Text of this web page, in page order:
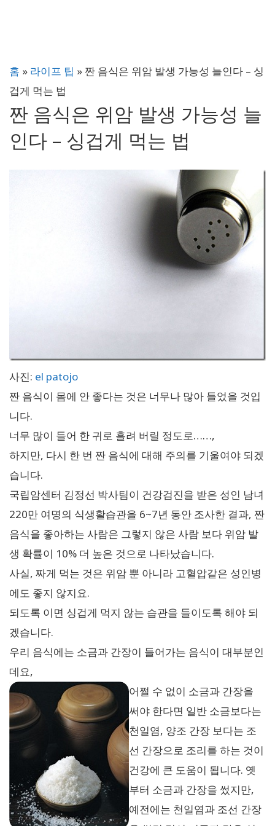
홈 » 라이프 팁 » 짠 음식은 위암 발생 가능성 늘인다 – 싱
겁게 먹는 법
짠 음식은 위암 발생 가능성 늘
인다 – 싱겁게 먹는 법
사진: el patojo
짠 음식이 몸에 안 좋다는 것은 너무나 많아 들었을 것입
니다.
너무 많이 들어 한 귀로 흘려 버릴 정도로……,
하지만, 다시 한 번 짠 음식에 대해 주의를 기울여야 되겠
습니다.
국립암센터 김정선 박사팀이 건강검진을 받은 성인 남녀
220만 여명의 식생활습관을 6~7년 동안 조사한 결과, 짠
음식을 좋아하는 사람은 그렇지 않은 사람 보다 위암 발
생 확률이 10% 더 높은 것으로 나타났습니다.
사실, 짜게 먹는 것은 위암 뿐 아니라 고혈압같은 성인병
에도 좋지 않지요.
되도록 이면 싱겁게 먹지 않는 습관을 들이도록 해야 되
겠습니다.
우리 음식에는 소금과 간장이 들어가는 음식이 대부분인
데요,
어쩔 수 없이 소금과 간장을
써야 한다면 일반 소금보다는
천일염, 양조 간장 보다는 조
선 간장으로 조리를 하는 것이
건강에 큰 도움이 됩니다. 옛
부터 소금과 간장을 썼지만,
예전에는 천일염과 조선 간장